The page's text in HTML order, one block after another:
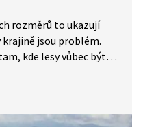
rozměrů to ukazují
jsou problém.
kde lesy vůbec být
druhy rostlin
a ničí její